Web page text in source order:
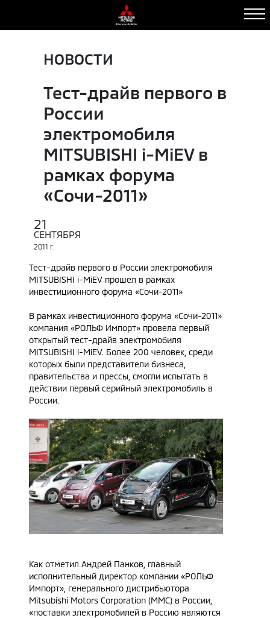
НОВОСТИ
Тест-драйв первого в
России
электромобиля
MITSUBISHI i-MiEV в
рамках форума
«Сочи-2011»
21
СЕНТЯБРЯ
2011 Г.
Тест-драйв первого в России электромобиля
MITSUBISHI i-MiEV прошел в рамках
инвестиционного форума «Сочи-2011»
В рамках инвестиционного форума «Сочи-2011»
компания «РОЛЬФ Импорт» провела первый
открытый тест-драйв электромобиля
MITSUBISHI i-MiEV. Более 200 человек, среди
которых были представители бизнеса,
правительства и прессы, смогли испытать в
действии первый серийный электромобиль в
России.
Как отметил Андрей Панков, главный
исполнительный директор компании «РОЛЬФ
Импорт», генерального дистрибьютора
Mitsubishi Motors Corporation (MMC) в России,
«поставки электромобилей в Россию являются